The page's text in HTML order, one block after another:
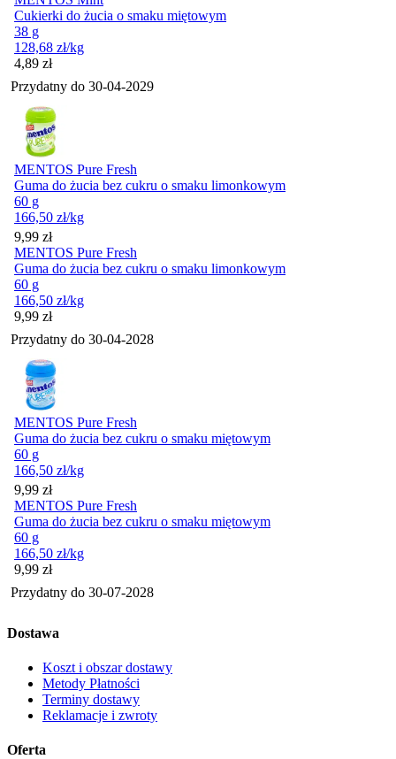
Cukierki do żucia o smaku miętowym
38 g
128,68 zł/kg
Cena
4,89 zł
Przydatny do 30-04-2029
MENTOS Pure Fresh
Guma do żucia bez cukru o smaku limonkowym
60 g
166,50 zł/kg
Cena
9,99 zł
MENTOS Pure Fresh
Guma do żucia bez cukru o smaku limonkowym
60 g
166,50 zł/kg
Cena
9,99 zł
Przydatny do 30-04-2028
MENTOS Pure Fresh
Guma do żucia bez cukru o smaku miętowym
60 g
166,50 zł/kg
Cena
9,99 zł
MENTOS Pure Fresh
Guma do żucia bez cukru o smaku miętowym
60 g
166,50 zł/kg
Cena
9,99 zł
Przydatny do 30-07-2028
Dostawa
Koszt i obszar dostawy
Metody Płatności
Terminy dostawy
Reklamacje i zwroty
Oferta